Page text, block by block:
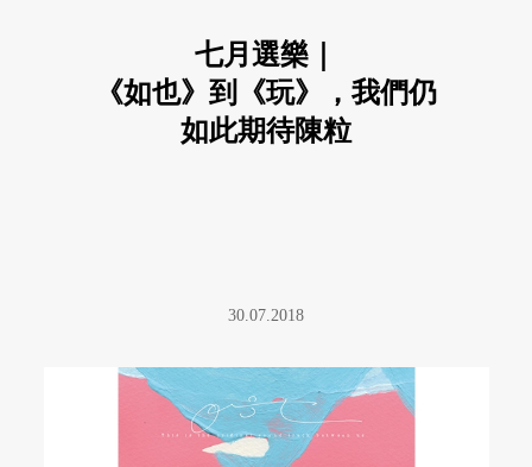
七月選樂｜
《如也》到《玩》，我們仍
如此期待陳粒
30.07.2018